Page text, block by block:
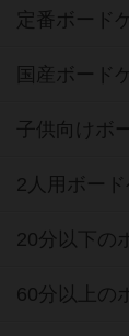
定番ボード
国産ボード
子供向けボ
2人用ボー
20分以下の
60分以上の